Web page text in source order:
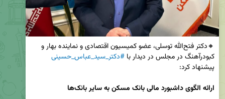
کبودرآهنگ در مجلس در دیدار با #دکتر_سید_عباس_حسینی
ارائه الگوی داشبورد مالی بانک مسکن به سایر بانک‌ها